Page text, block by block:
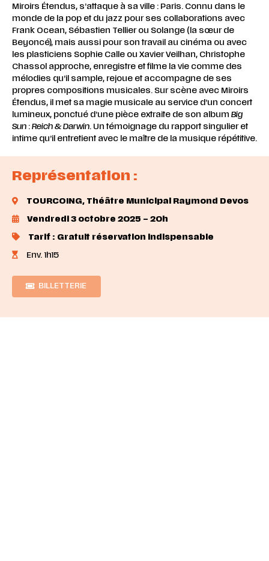
Miroirs Étendus, s’attaque à sa ville : Paris. Connu dans le
monde de la pop et du jazz pour ses collaborations avec
Frank Ocean, Sébastien Tellier ou Solange (la sœur de
Beyoncé), mais aussi pour son travail au cinéma ou avec
les plasticiens Sophie Calle ou Xavier Veilhan, Christophe
Chassol approche, enregistre et filme la vie comme des
mélodies qu’il sample, rejoue et accompagne de ses
propres compositions musicales. Sur scène avec Miroirs
Étendus, il met sa magie musicale au service d’un concert
lumineux, ponctué d’une pièce extraite de son album Big
Sun:Reich & Darwin. Un témoignage du rapport singulier et
intime qu’il entretient avec le maître de la musique répétitive.
Représentation :
TOURCOING, Théâtre Municipal Raymond Devos
Vendredi 3 octobre 2025 – 20h
Tarif : Gratuit réservation indispensable
Env. 1h15
BILLETTERIE